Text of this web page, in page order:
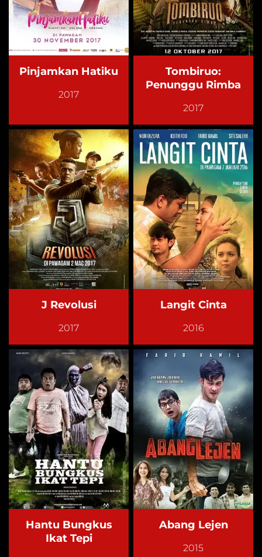
Pinjamkan Hatiku
2017
Tombiruo:
Penunggu Rimba
2017
J Revolusi
2017
Langit Cinta
2016
Hantu Bungkus
Ikat Tepi
Abang Lejen
2015